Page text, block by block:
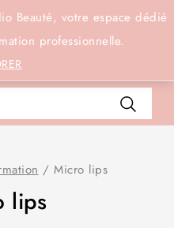
Beauté, votre espace dédié
professionnelle.
Connexion
/ Micro lips
lips